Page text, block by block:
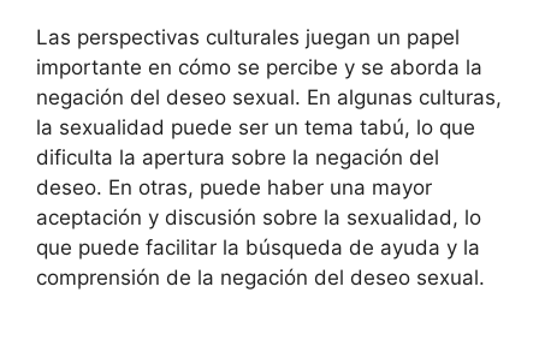
Las perspectivas culturales juegan un papel
importante en cómo se percibe y se aborda la
negación del deseo sexual. En algunas culturas,
la sexualidad puede ser un tema tabú, lo que
dificulta la apertura sobre la negación del
deseo. En otras, puede haber una mayor
aceptación y discusión sobre la sexualidad, lo
que puede facilitar la búsqueda de ayuda y la
comprensión de la negación del deseo sexual.